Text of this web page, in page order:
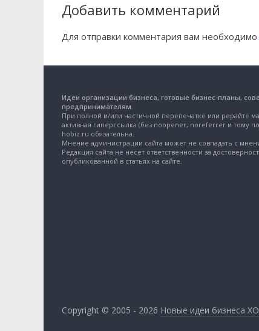
Добавить комментарий
Для отправки комментария вам необходимо
Идеи организации бизнеса, готовые бизнес-планы,
предпринимателям.
При полной и/или частичной перепечатке или рерайте
активная гиперссылка (без noopener, noreferrer и тому
hobiz.ru обязательна.
Мнение администрации сайта может не совпадать с
Редакция сайта не несет ответственности за
опубликованной в статьях на сайте.
Copyright © 2005 - 2026 Новые идеи бизнеса